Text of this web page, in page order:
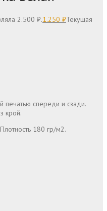
2.500 ₽.1.250 ₽Текущая
печатью спереди и сзади.
крой.
180 гр/м2.